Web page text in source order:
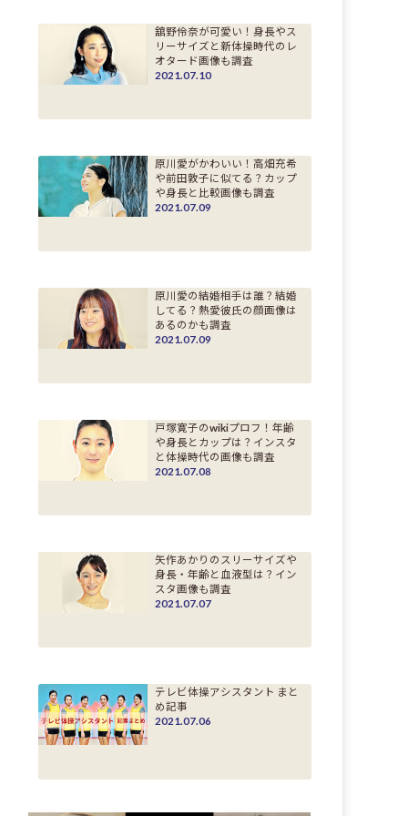
舘野伶奈が可愛い！身長やス
リーサイズと新体操時代のレ
オタード画像も調査
2021.07.10
原川愛がかわいい！高畑充希
や前田敦子に似てる？カップ
や身長と比較画像も調査
2021.07.09
原川愛の結婚相手は誰？結婚
してる？熱愛彼氏の顔画像は
あるのかも調査
2021.07.09
戸塚寛子のwikiプロフ！年齢
や身長とカップは？インスタ
と体操時代の画像も調査
2021.07.08
矢作あかりのスリーサイズや
身長・年齢と血液型は？イン
スタ画像も調査
2021.07.07
テレビ体操アシスタント まと
め記事
2021.07.06